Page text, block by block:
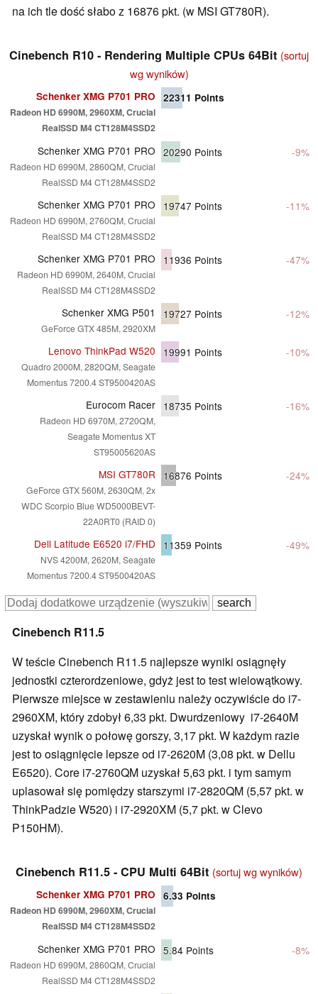
na ich tle dość słabo z 16876 pkt. (w MSI GT780R).
Cinebench R10 - Rendering Multiple CPUs 64Bit (sortuj
wg wyników)
Schenker XMG P701 PRO
Radeon HD 6990M, 2960XM, Crucial
RealSSD M4 CT128M4SSD2
22311 Points
Schenker XMG P701 PRO
Radeon HD 6990M, 2860QM, Crucial
RealSSD M4 CT128M4SSD2
20290 Points -9%
Schenker XMG P701 PRO
Radeon HD 6990M, 2760QM, Crucial
RealSSD M4 CT128M4SSD2
19747 Points -11%
Schenker XMG P701 PRO
Radeon HD 6990M, 2640M, Crucial
RealSSD M4 CT128M4SSD2
11936 Points -47%
Schenker XMG P501
GeForce GTX 485M, 2920XM
19727 Points -12%
Lenovo ThinkPad W520
Quadro 2000M, 2820QM, Seagate
Momentus 7200.4 ST9500420AS
19991 Points -10%
Eurocom Racer
Radeon HD 6970M, 2720QM,
Seagate Momentus XT
ST95005620AS
18735 Points -16%
MSI GT780R
GeForce GTX 560M, 2630QM, 2x
WDC Scorpio Blue WD5000BEVT-
22A0RT0 (RAID 0)
16876 Points -24%
Dell Latitude E6520 i7/FHD
NVS 4200M, 2620M, Seagate
Momentus 7200.4 ST9500420AS
11359 Points -49%
Cinebench R11.5
W teście Cinebench R11.5 najlepsze wyniki osiągnęły
jednostki czterordzeniowe, gdyż jest to test wielowątkowy.
Pierwsze miejsce w zestawieniu należy oczywiście do i7-
2960XM, który zdobył 6,33 pkt. Dwurdzeniowy i7-2640M
uzyskał wynik o połowę gorszy, 3,17 pkt. W każdym razie
jest to osiągnięcie lepsze od i7-2620M (3,08 pkt. w Dellu
E6520). Core i7-2760QM uzyskał 5,63 pkt. i tym samym
uplasował się pomiędzy starszymi i7-2820QM (5,57 pkt. w
ThinkPadzie W520) i i7-2920XM (5,7 pkt. w Clevo
P150HM).
Cinebench R11.5 - CPU Multi 64Bit (sortuj wg wyników)
Schenker XMG P701 PRO
Radeon HD 6990M, 2960XM, Crucial
RealSSD M4 CT128M4SSD2
6.33 Points
Schenker XMG P701 PRO
Radeon HD 6990M, 2860QM, Crucial
RealSSD M4 CT128M4SSD2
5.84 Points -8%